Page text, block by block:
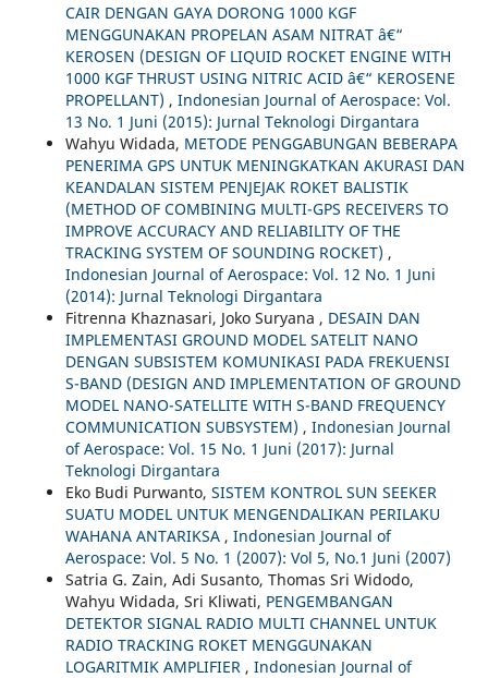
CAIR DENGAN GAYA DORONG 1000 KGF
MENGGUNAKAN PROPELAN ASAM NITRAT â€“
KEROSEN (DESIGN OF LIQUID ROCKET ENGINE WITH
1000 KGF THRUST USING NITRIC ACID â€“ KEROSENE
PROPELLANT) , Indonesian Journal of Aerospace: Vol.
13 No. 1 Juni (2015): Jurnal Teknologi Dirgantara
Wahyu Widada, METODE PENGGABUNGAN BEBERAPA
PENERIMA GPS UNTUK MENINGKATKAN AKURASI DAN
KEANDALAN SISTEM PENJEJAK ROKET BALISTIK
(METHOD OF COMBINING MULTI-GPS RECEIVERS TO
IMPROVE ACCURACY AND RELIABILITY OF THE
TRACKING SYSTEM OF SOUNDING ROCKET) ,
Indonesian Journal of Aerospace: Vol. 12 No. 1 Juni
(2014): Jurnal Teknologi Dirgantara
Fitrenna Khaznasari, Joko Suryana , DESAIN DAN
IMPLEMENTASI GROUND MODEL SATELIT NANO
DENGAN SUBSISTEM KOMUNIKASI PADA FREKUENSI
S-BAND (DESIGN AND IMPLEMENTATION OF GROUND
MODEL NANO-SATELLITE WITH S-BAND FREQUENCY
COMMUNICATION SUBSYSTEM) , Indonesian Journal
of Aerospace: Vol. 15 No. 1 Juni (2017): Jurnal
Teknologi Dirgantara
Eko Budi Purwanto, SISTEM KONTROL SUN SEEKER
SUATU MODEL UNTUK MENGENDALIKAN PERILAKU
WAHANA ANTARIKSA , Indonesian Journal of
Aerospace: Vol. 5 No. 1 (2007): Vol 5, No.1 Juni (2007)
Satria G. Zain, Adi Susanto, Thomas Sri Widodo,
Wahyu Widada, Sri Kliwati, PENGEMBANGAN
DETEKTOR SIGNAL RADIO MULTI CHANNEL UNTUK
RADIO TRACKING ROKET MENGGUNAKAN
LOGARITMIK AMPLIFIER , Indonesian Journal of